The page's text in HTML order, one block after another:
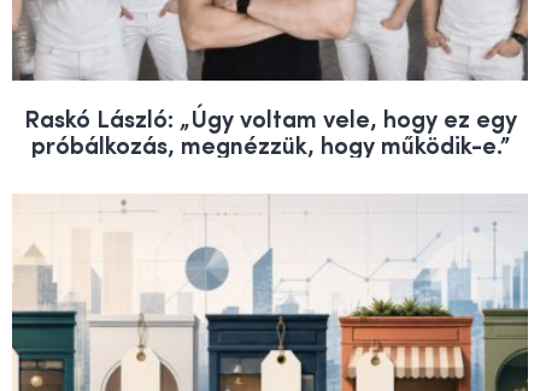
Raskó László: „Úgy voltam vele, hogy ez egy
próbálkozás, megnézzük, hogy működik-e.”